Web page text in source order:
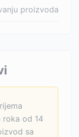
proizvoda
roka od 14
sa